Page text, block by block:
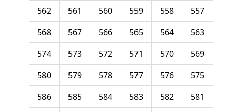
557
558
559
560
561
562
563
564
565
566
567
568
569
570
571
572
573
574
575
576
577
578
579
580
581
582
583
584
585
586